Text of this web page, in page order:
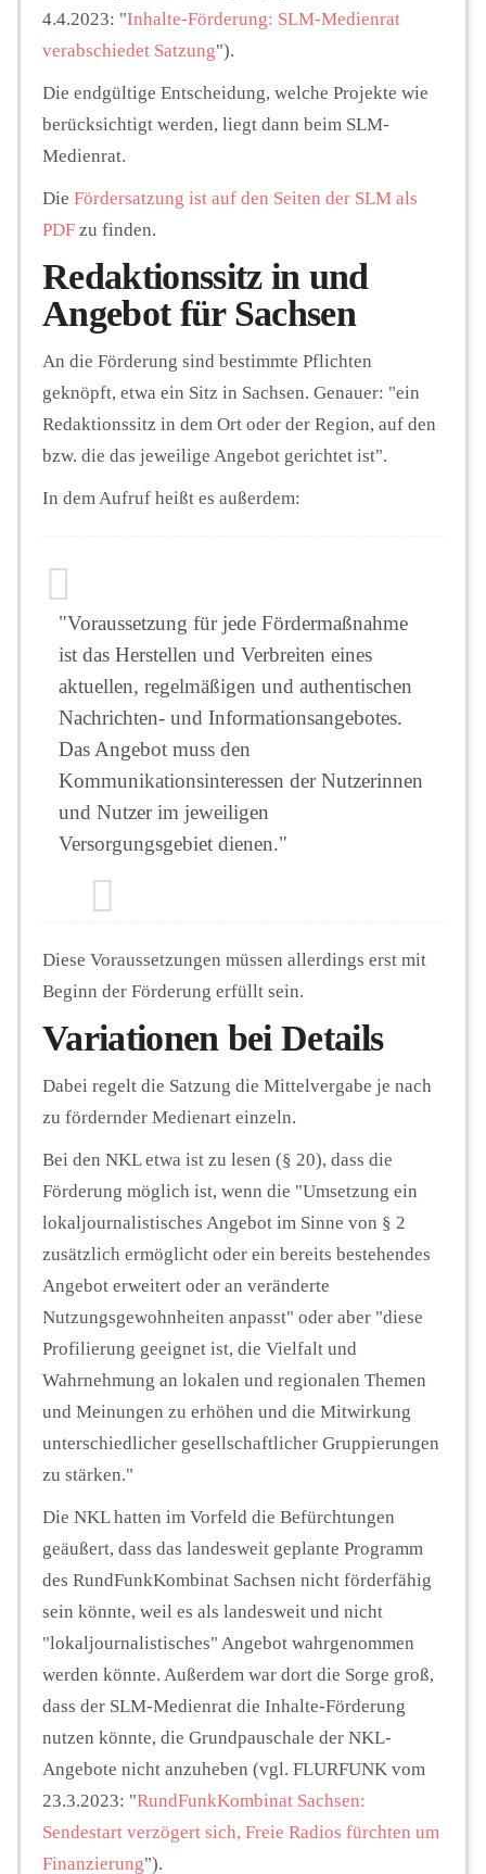
4.4.2023: "Inhalte-Förderung: SLM-Medienrat
verabschiedet Satzung").
Die endgültige Entscheidung, welche Projekte wie
berücksichtigt werden, liegt dann beim SLM-
Medienrat.
Die Fördersatzung ist auf den Seiten der SLM als
PDF zu finden.
Redaktionssitz in und
Angebot für Sachsen
An die Förderung sind bestimmte Pflichten
geknöpft, etwa ein Sitz in Sachsen. Genauer: "ein
Redaktionssitz in dem Ort oder der Region, auf den
bzw. die das jeweilige Angebot gerichtet ist".
In dem Aufruf heißt es außerdem:
"Voraussetzung für jede Fördermaßnahme
ist das Herstellen und Verbreiten eines
aktuellen, regelmäßigen und authentischen
Nachrichten- und Informationsangebotes.
Das Angebot muss den
Kommunikationsinteressen der Nutzerinnen
und Nutzer im jeweiligen
Versorgungsgebiet dienen."
Diese Voraussetzungen müssen allerdings erst mit
Beginn der Förderung erfüllt sein.
Variationen bei Details
Dabei regelt die Satzung die Mittelvergabe je nach
zu fördernder Medienart einzeln.
Bei den NKL etwa ist zu lesen (§ 20), dass die
Förderung möglich ist, wenn die "Umsetzung ein
lokaljournalistisches Angebot im Sinne von § 2
zusätzlich ermöglicht oder ein bereits bestehendes
Angebot erweitert oder an veränderte
Nutzungsgewohnheiten anpasst" oder aber "diese
Profilierung geeignet ist, die Vielfalt und
Wahrnehmung an lokalen und regionalen Themen
und Meinungen zu erhöhen und die Mitwirkung
unterschiedlicher gesellschaftlicher Gruppierungen
zu stärken."
Die NKL hatten im Vorfeld die Befürchtungen
geäußert, dass das landesweit geplante Programm
des RundFunkKombinat Sachsen nicht förderfähig
sein könnte, weil es als landesweit und nicht
"lokaljournalistisches" Angebot wahrgenommen
werden könnte. Außerdem war dort die Sorge groß,
dass der SLM-Medienrat die Inhalte-Förderung
nutzen könnte, die Grundpauschale der NKL-
Angebote nicht anzuheben (vgl. FLURFUNK vom
23.3.2023: "RundFunkKombinat Sachsen:
Sendestart verzögert sich, Freie Radios fürchten um
Finanzierung").